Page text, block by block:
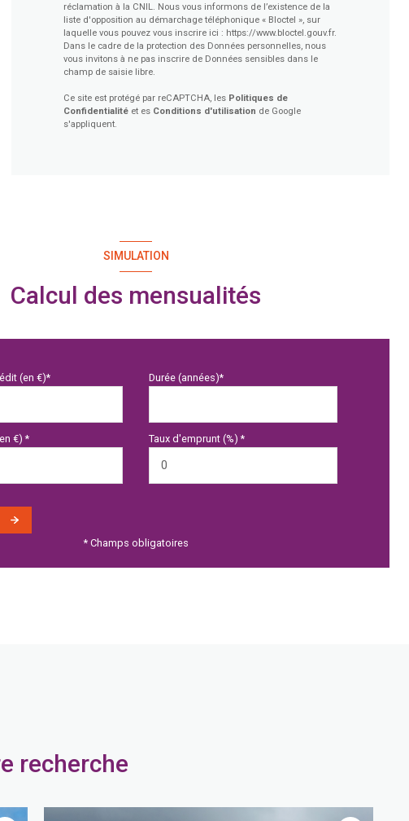
réclamation à la CNIL. Nous vous informons de l’existence de la
liste d'opposition au démarchage téléphonique « Bloctel », sur
laquelle vous pouvez vous inscrire ici : https://www.bloctel.gouv.fr.
Dans le cadre de la protection des Données personnelles, nous
vous invitons à ne pas inscrire de Données sensibles dans le
champ de saisie libre.
Ce site est protégé par reCAPTCHA, les Politiques de
Confidentialitéet es Conditions d'utilisation de Google
s'appliquent.
SIMULATION
Calcul des mensualités
(en €)* Durée (années)*
€) * Taux d'emprunt (%) *
* Champs obligatoires
recherche